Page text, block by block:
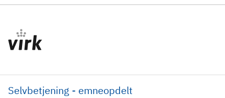
Selvbetjening - emneopdelt